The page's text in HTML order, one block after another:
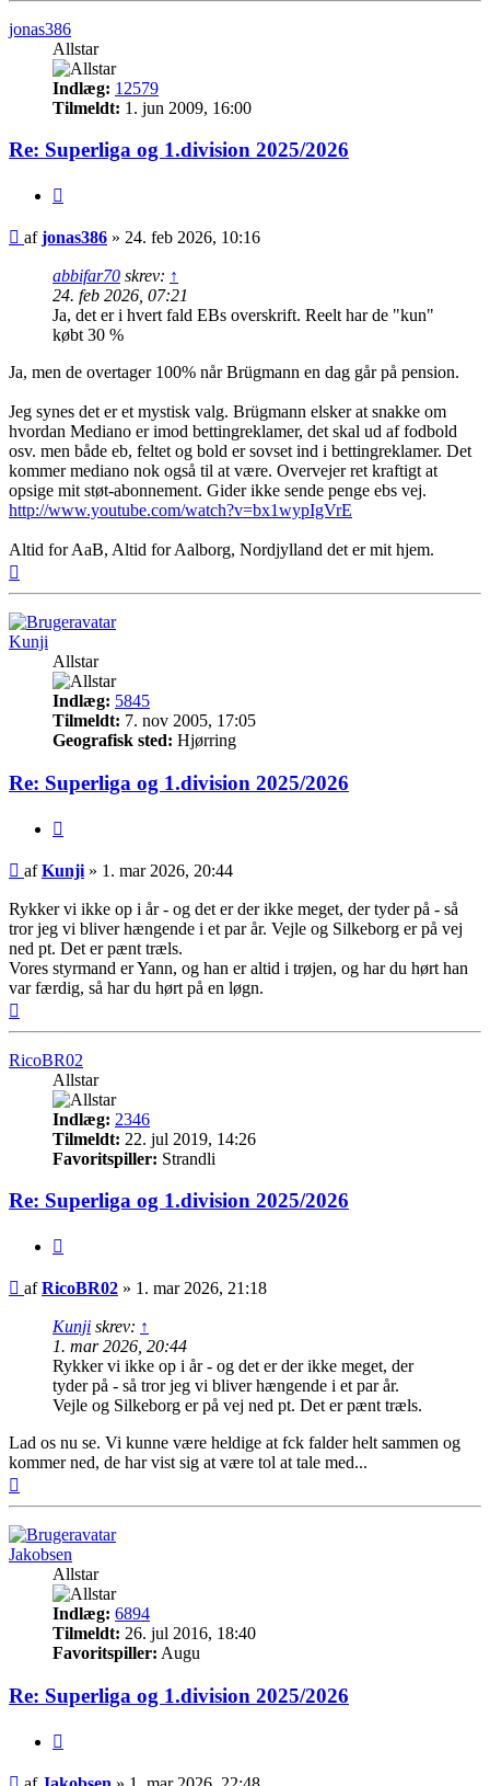
jonas386
Allstar
Indlæg: 12579
Tilmeldt: 1. jun 2009, 16:00
Re: Superliga og 1.division 2025/2026
Indlæg
afjonas386 » 24. feb 2026, 10:16
abbifar70 skrev: ↑
24. feb 2026, 07:21
Ja, det er i hvert fald EBs overskrift. Reelt har de "kun"
købt 30 %
Ja, men de overtager 100% når Brügmann en dag går på pension.
Jeg synes det er et mystisk valg. Brügmann elsker at snakke om
hvordan Mediano er imod bettingreklamer, det skal ud af fodbold
osv. men både eb, feltet og bold er sovset ind i bettingreklamer. Det
kommer mediano nok også til at være. Overvejer ret kraftigt at
opsige mit støt-abonnement. Gider ikke sende penge ebs vej.
http://www.youtube.com/watch?v=bx1wypIgVrE
Altid for AaB, Altid for Aalborg, Nordjylland det er mit hjem.
Kunji
Allstar
Indlæg: 5845
Tilmeldt: 7. nov 2005, 17:05
Geografisk sted: Hjørring
Re: Superliga og 1.division 2025/2026
Indlæg
afKunji » 1. mar 2026, 20:44
Rykker vi ikke op i år - og det er der ikke meget, der tyder på - så
tror jeg vi bliver hængende i et par år. Vejle og Silkeborg er på vej
ned pt. Det er pænt træls.
Vores styrmand er Yann, og han er altid i trøjen, og har du hørt han
var færdig, så har du hørt på en løgn.
RicoBR02
Allstar
Indlæg: 2346
Tilmeldt: 22. jul 2019, 14:26
Favoritspiller: Strandli
Re: Superliga og 1.division 2025/2026
Indlæg
afRicoBR02 » 1. mar 2026, 21:18
Kunji skrev: ↑
1. mar 2026, 20:44
Rykker vi ikke op i år - og det er der ikke meget, der
tyder på - så tror jeg vi bliver hængende i et par år.
Vejle og Silkeborg er på vej ned pt. Det er pænt træls.
Lad os nu se. Vi kunne være heldige at fck falder helt sammen og
kommer ned, de har vist sig at være tol at tale med...
Jakobsen
Allstar
Indlæg: 6894
Tilmeldt: 26. jul 2016, 18:40
Favoritspiller: Augu
Re: Superliga og 1.division 2025/2026
Indlæg